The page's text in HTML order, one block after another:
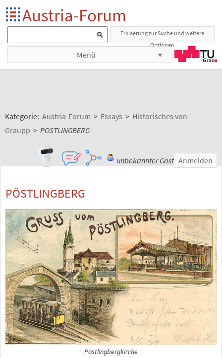
Austria-Forum
Erklaerung zur Suche und weitere
Optionen
Menü
Kategorie: Austria-Forum > Essays > Historisches von
Graupp > PÖSTLINGBERG
unbekannter Gast Anmelden
PÖSTLINGBERG
Pöstlingbergkirche